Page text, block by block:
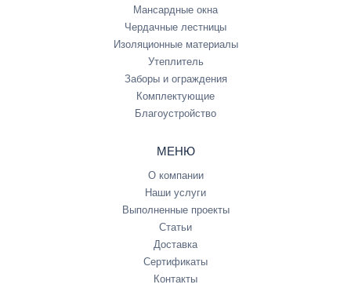
Мансардные окна
Чердачные лестницы
Изоляционные материалы
Утеплитель
Заборы и ограждения
Комплектующие
Благоустройство
МЕНЮ
О компании
Наши услуги
Выполненные проекты
Статьи
Доставка
Сертификаты
Контакты